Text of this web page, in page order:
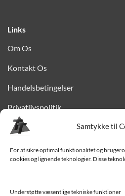
Samtykke til
For at sikre optimal funktionalitet og
cookies og lignende teknologier. Disse
Understøtte væsentlige tekniske funktioner
Links
Om Os
Kontakt Os
Handelsbetingelser
Privatlivspolitik
Finansiering
Levering til Sjælland